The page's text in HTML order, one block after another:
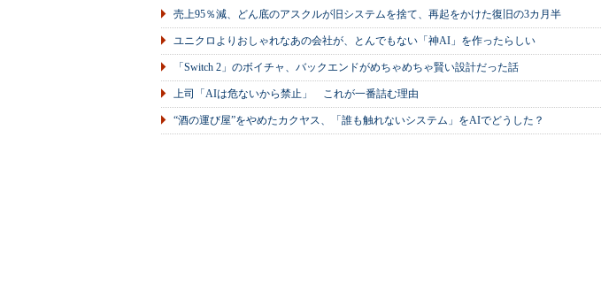
売上95％減、どん底のアスクルが旧システムを捨て、再起をかけた復旧の3カ月半
ユニクロよりおしゃれなあの会社が、とんでもない「神AI」を作ったらしい
「Switch 2」のボイチャ、バックエンドがめちゃめちゃ賢い設計だった話
上司「AIは危ないから禁止」 これが一番詰む理由
“酒の運び屋”をやめたカクヤス、「誰も触れないシステム」をAIでどうした？